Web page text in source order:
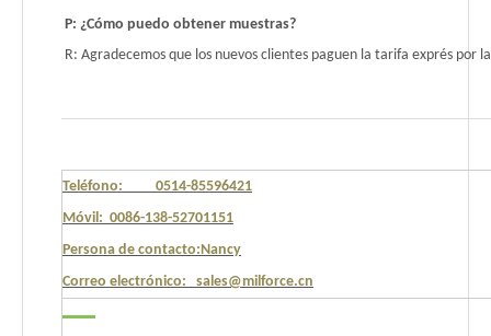
P: ¿Cómo puedo obtener muestras?
R: Agradecemos que los nuevos clientes paguen la tarifa exprés por
Teléfono: 0514-85596421
Móvil: 0086-138-52701151
Persona de contacto:Nancy
Correo electrónico: sales@milforce.cn